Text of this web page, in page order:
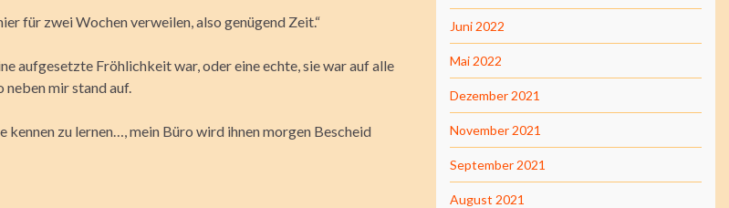
für zwei Wochen verweilen, also genügend Zeit.“
aufgesetzte Fröhlichkeit war, oder eine echte, sie war auf alle
neben mir stand auf.
kennen zu lernen…, mein Büro wird ihnen morgen Bescheid
Juni 2022
Mai 2022
Dezember 2021
November 2021
September 2021
August 2021